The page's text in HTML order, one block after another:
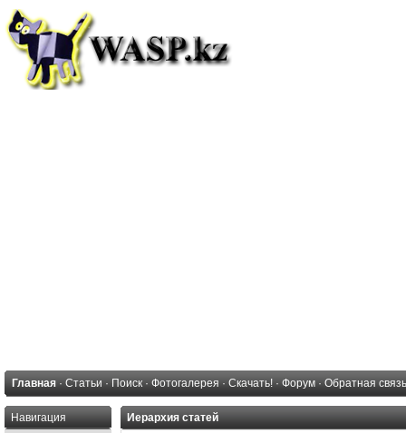
Главная · Статьи · Поиск · Фотогалерея · Скачать! · Форум · Обратная связь
Навигация Иерархия статей